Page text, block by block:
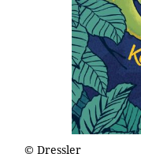
© Dressler